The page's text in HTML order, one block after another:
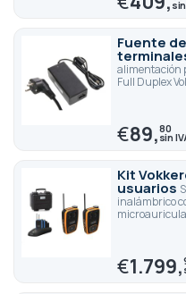
Fuente
alimentación
Full Duplex
€89,80
Kit
usuarios
inalámbrico
€1.799,